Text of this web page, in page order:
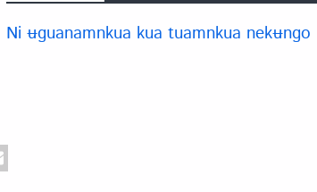
Ni ʉguanamnkua kua tuamnkua nekʉngo